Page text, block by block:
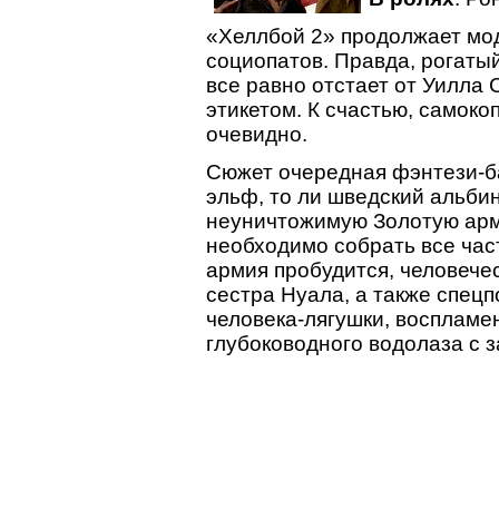
«Хеллбой 2» продолжает
социопатов. Правда,
все равно отстает от
этикетом. К счастью,
очевидно.
Сюжет очередная фэнтези-
эльф, то ли шведский
неуничтожимую Золотую
необходимо собрать все
армия пробудится,
сестра Нуала, а также
человека-лягушки,
глубоководного водолаза